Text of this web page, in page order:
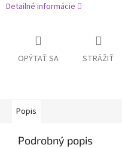
Detailné informácie
OPÝTAŤ SA STRÁŽIŤ
Popis
Podrobný popis